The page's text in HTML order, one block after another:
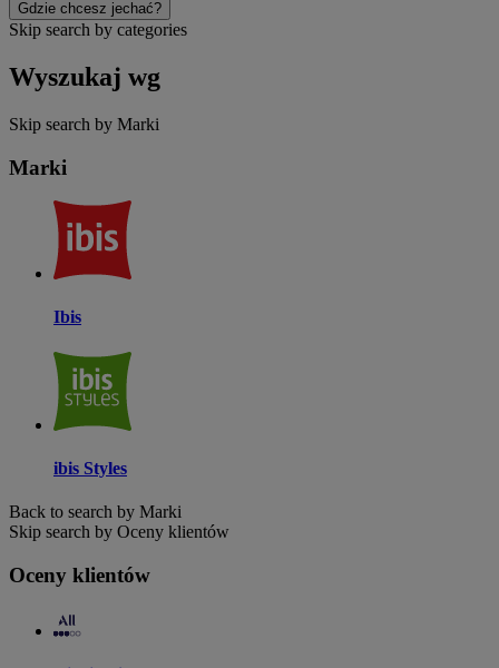
Gdzie chcesz jechać?
Skip search by categories
Wyszukaj wg
Skip search by Marki
Marki
Ibis
ibis Styles
Back to search by Marki
Skip search by Oceny klientów
Oceny klientów